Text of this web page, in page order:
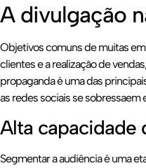
A divulgação
Objetivos comuns de muitas
clientes e a realização de
propaganda é uma das
as redes sociais se
Alta capacidade
Segmentar a audiência é uma